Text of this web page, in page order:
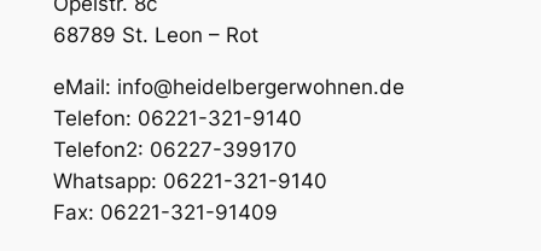
68789 St. Leon – Rot
eMail: info@heidelbergerwohnen.de
Telefon: 06221-321-9140
Telefon2: 06227-399170
Whatsapp: 06221-321-9140
Fax: 06221-321-91409